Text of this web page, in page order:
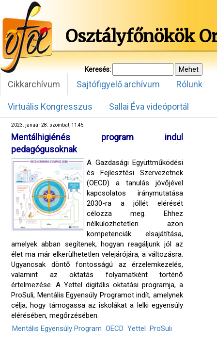
Osztályfőnökök
Keresés:
Cikkarchívum Sajtófigyelő archívum Rólunk
Virtuális Kongresszus Sallai Éva videóportál
2023. január 28. szombat, 11:45
Mentálhigiénés program indul
pedagógusoknak
A Gazdasági Együttműködési
és Fejlesztési Szervezetnek
(OECD) a tanulás jövőjével
kapcsolatos iránymutatása
2030-ra a jóllét elérését
célozza meg. Ehhez
nélkülözhetetlen azon
kompetenciák elsajátítása,
amelyek abban segítenek, hogyan reagáljunk jól az
élet ma már elkerülhetetlen velejárójára, a változásra.
Ugyancsak döntő fontosságú az érzelemkezelés,
valamint az oktatás folyamatként történő
értelmezése. A Yettel digitális oktatási programja, a
ProSuli, Mentális Egyensúly Programot indít, amelynek
célja, hogy támogassa az iskolákat a lelki egyensúly
elérésében, megőrzésében.
Mentális Egyensúly Program OECD Yettel ProSuli